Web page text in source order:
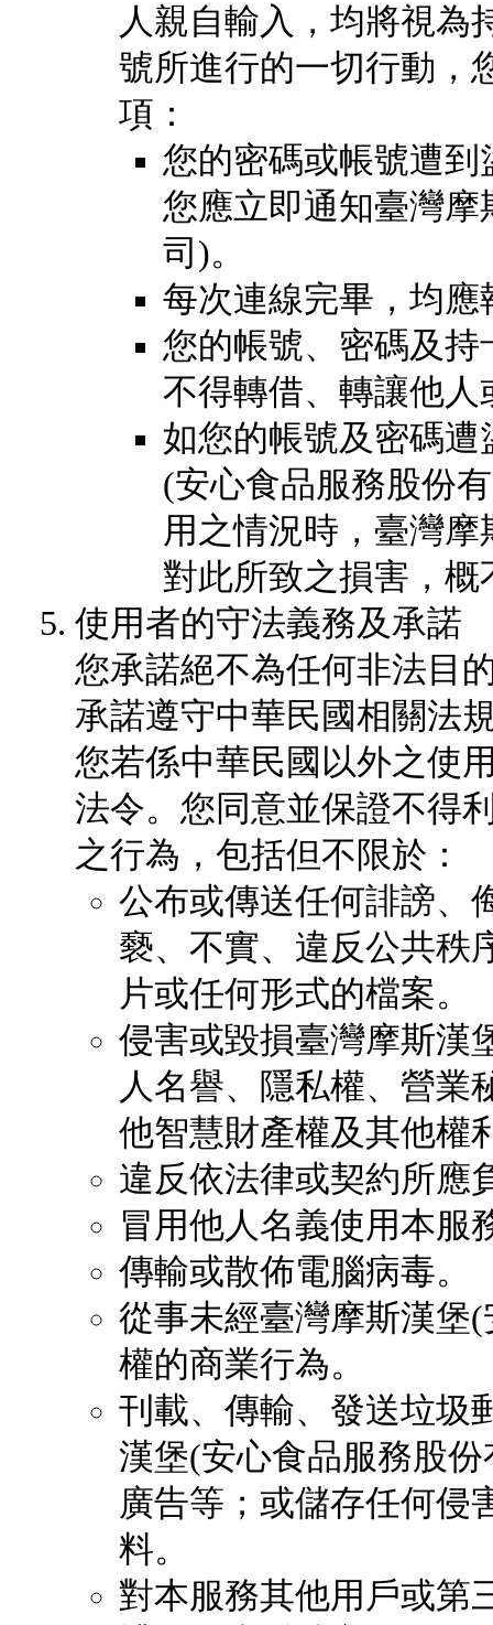
人親自輸入，均將視為
號所進行的一切行動，
項：
您的密碼或帳號遭
您應立即通知臺灣
司)。
每次連線完畢，均
您的帳號、密碼及
不得轉借、轉讓他人
如您的帳號及密碼
(安心食品服務股份
用之情況時，臺灣
對此所致之損害，概
使用者的守法義務及承諾
您承諾絕不為任何非法目
承諾遵守中華民國相關法
您若係中華民國以外之使
法令。您同意並保證不得
之行為，包括但不限於：
公布或傳送任何誹謗、
褻、不實、違反公共秩
片或任何形式的檔案。
侵害或毀損臺灣摩斯漢
人名譽、隱私權、營業
他智慧財產權及其他權
違反依法律或契約所應
冒用他人名義使用本服
傳輸或散佈電腦病毒。
從事未經臺灣摩斯漢堡
權的商業行為。
刊載、傳輸、發送垃圾
漢堡(安心食品服務股
廣告等；或儲存任何侵
料。
對本服務其他用戶或第